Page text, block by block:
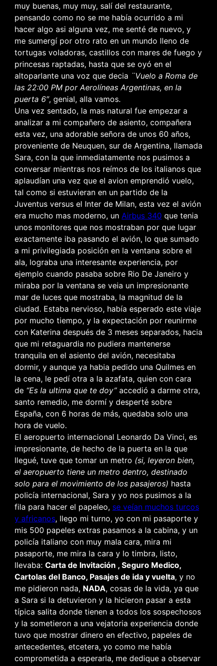
muy buenas, muy muy, salí del restaurante,
pensando como no se me había ocurrido a mi
hacer algo asi alguna vez, me senté de nuevo, y
me sumergí por otro rato en un mundo lleno de
tortugas voladoras, castillos con mares de fuego y
princesas raptadas, hasta que se oyó en el
altoparlante una voz que decia ¨Vuelo a Roma de
las 22:00 PM por Aerolíneas Argentinas, en la
puerta 6″, genial, alla vamos.
Una vez sentado, la mas natural fue empezar a
analizar a mi compañero de asiento, compañera
esta vez, una adorable señora de unos 60 años,
proveniente de Neuquen, sur de Argentina, llamada
Sara, con la que inmediatamente nos pusimos a
conversar mientras nos reímos de los italianos que
aplaudían una vez que el avion emprendió vuelo,
tal como si estuvieran en un partido de la
Juventus versus el Inter de Milan, esta vez el avión
era mucho mas moderno, un Airbus 340 que tenia
unos monitores que nos mostraban por que lugar
exactamente iba pasando el avión, lo que sumado
a mi privilegiada posición en la ventana sobre el
ala, lograba una interesante experiencia, por
ejemplo cuando pasaba sobre Rio De Janeiro y
miraba por la ventana se veia un impresionante
mar de luces que mostraba, la magnitud de la
ciudad. Estaba nervioso, había esperado este viaje
por mucho tiempo, y la expectación por reunirme
con Katerina después de 3 meses separados, hacia
que mi retaguardia no pudiera mantenerse
tranquila en el asiento del avión, necesitaba
dormir, y aunque ya habia pedido una Quilmes en
la cena, le pedí otra a la azafata, quien con cara
de “Es la ultima que te doy”accedió a darme otra,
santo remedio, me dormí y desperté sobre
España, con 6 horas de más, quedaba solo una
hora de vuelo.
El aeropuerto internacional Leonardo Da Vinci, es
impresionante, de hecho de la puerta en la que
llegué, tuve que tomar un metro (si, leyeron bien,
el aeropuerto tiene un metro dentro, destinado
solo para el movimiento de los pasajeros) hasta
policía internacional, Sara y yo nos pusimos a la
fila para hacer el papeleo, se veían muchos turcos
y africanos, llego mi turno, yo con mi pasaporte y
mis 500 papeles extras pasamos a la cabina, y un
policía italiano con muy mala cara, mira mi
pasaporte, me mira la cara y lo timbra, listo,
llevaba: Carta de Invitación , Seguro Medico,
Cartolas del Banco, Pasajes de ida y vuelta, y no
me pidieron nada, NADA, cosas de la vida, ya que
a Sara si la detuvieron y la hicieron pasar a esta
típica salita donde tienen a todos los sospechosos
y la sometieron a una vejatoria experiencia donde
tuvo que mostrar dinero en efectivo, papeles de
antecedentes, etcetera, yo como me había
comprometida a esperarla, me dedique a observar